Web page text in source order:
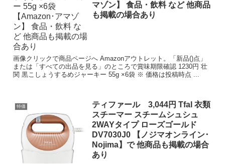
マゾン】 食品・飲料 など 他商品
も掲載の場合あり
画像クリックで商品ページへ Amazonアウトレット。「新品()点」
または「すべての出品を見る」のところで賞味期限確認 1230円 壮
関 黒こしょうするめジャーキー 55g ×6袋 ※ 価格は投稿時点 ...
特価
ティファール 3,044円 Tfal 衣類
スチーマー スチームシュシュ
2WAYタイプ ローズゴールド
DV7030J0 【ノジマオンライン･
Nojima】で 他商品も掲載の場合
あり